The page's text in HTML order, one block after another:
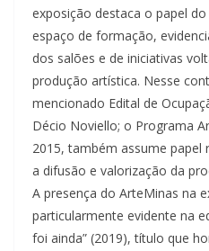
exposição destaca o papel
espaço de formação,
dos salões e de iniciativas
produção artística. Nesse
mencionado Edital de
Décio Noviello; o Programa
2015, também assume papel
a difusão e valorização da
A presença do ArteMinas na
particularmente evidente na
foi ainda” (2019), título que